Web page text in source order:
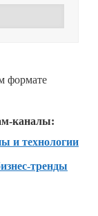
формате
каналы:
и технологии
тренды